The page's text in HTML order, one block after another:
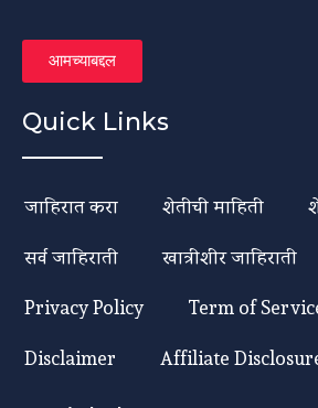
आमच्याबद्दल
Quick Links
जाहिरात करा शेतीची माहिती
सर्व जाहिराती
खात्रीशीर जाहिराती
Privacy Policy
Term of
Disclaimer
Affiliate